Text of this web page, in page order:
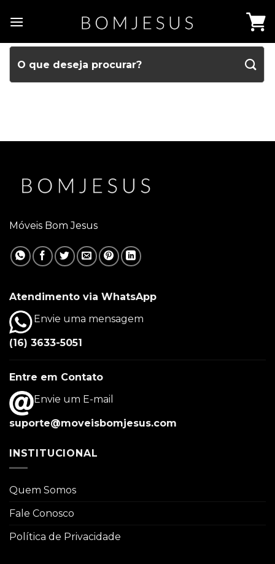
Móveis Bom Jesus
Atendimento via WhatsApp
Envie uma mensagem
(16) 3633-5051
Entre em Contato
Envie um E-mail
suporte@moveisbomjesus.com
INSTITUCIONAL
Quem Somos
Fale Conosco
Política de Privacidade